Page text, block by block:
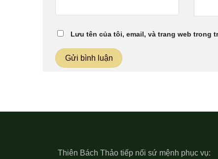
Lưu tên của tôi, email, và trang web trong
Thiên Bách Thảo tiếp nối sứ mệnh phục vụ: